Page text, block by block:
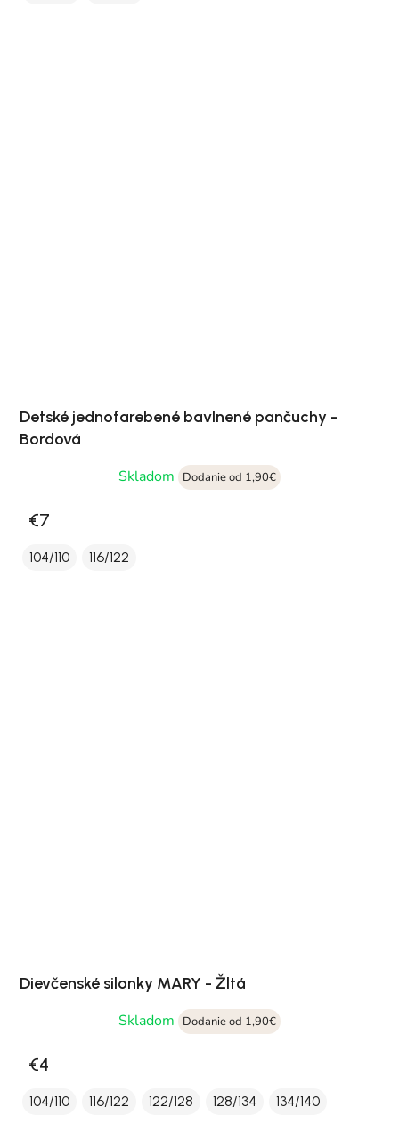
Detské jednofarebené bavlnené pančuchy -
Bordová
Skladom
Dodanie od 1,90€
€7
104/110 116/122
Dievčenské silonky MARY - Žltá
Skladom
Dodanie od 1,90€
€4
104/110 116/122 122/128 128/134 134/140